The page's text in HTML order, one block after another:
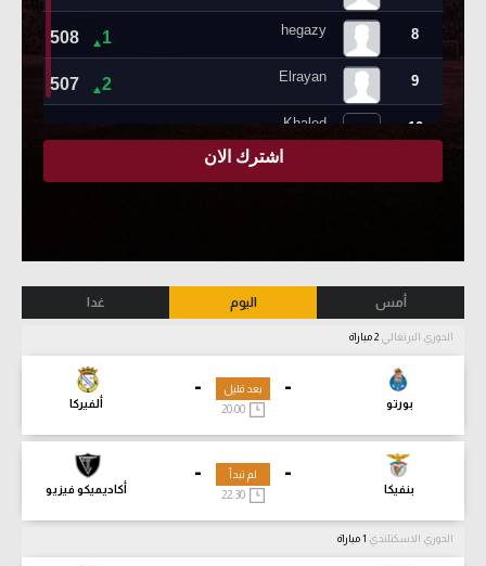
أمس اليوم غدا
الدوري البرتغالي
-
بورتو
-
ألفيركا
بعد قليل
-
بنفيكا
-
أكاديميكو فيزيو
لم تبدأ
الدوري الاسكتلندي